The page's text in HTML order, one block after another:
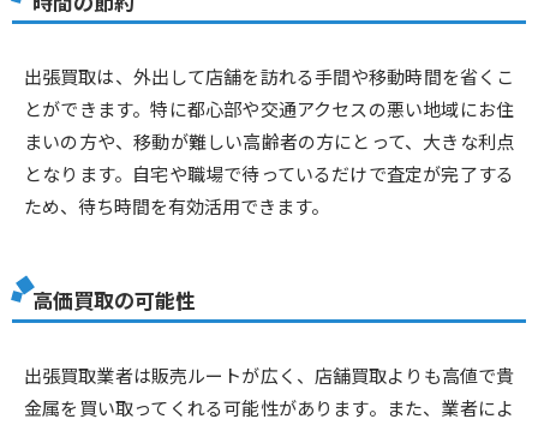
出張買取は、外出して店舗を訪れる手間や移動時間を省くこ
とができます。特に都心部や交通アクセスの悪い地域にお住
まいの方や、移動が難しい高齢者の方にとって、大きな利点
となります。自宅や職場で待っているだけで査定が完了する
ため、待ち時間を有効活用できます。
高価買取の可能性
出張買取業者は販売ルートが広く、店舗買取よりも高値で貴
金属を買い取ってくれる可能性があります。また、業者によ